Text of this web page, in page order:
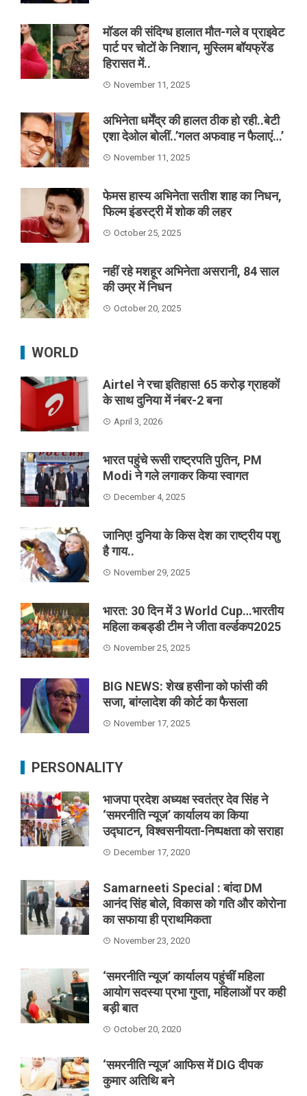
मॉडल की संदिग्ध हालात मौत-गले व प्राइवेट
पार्ट पर चोटों के निशान, मुस्लिम बॉयफ्रेंड
हिरासत में..
November 11, 2025
अभिनेता धर्मेंद्र की हालत ठीक हो रही..बेटी
एशा देओल बोलीं..’गलत अफवाह न फैलाएं…’
November 11, 2025
फेमस हास्य अभिनेता सतीश शाह का निधन,
फिल्म इंडस्ट्री में शोक की लहर
October 25, 2025
नहीं रहे मशहूर अभिनेता असरानी, 84 साल
की उम्र में निधन
October 20, 2025
WORLD
Airtel ने रचा इतिहास! 65 करोड़ ग्राहकों
के साथ दुनिया में नंबर-2 बना
April 3, 2026
भारत पहुंचे रूसी राष्ट्रपति पुतिन, PM
Modi ने गले लगाकर किया स्वागत
December 4, 2025
जानिए! दुनिया के किस देश का राष्ट्रीय पशु
है गाय..
November 29, 2025
भारत: 30 दिन में 3 World Cup…भारतीय
महिला कबड्डी टीम ने जीता वर्ल्डकप2025
November 25, 2025
BIG NEWS: शेख हसीना को फांसी की
सजा, बांग्लादेश की कोर्ट का फैसला
November 17, 2025
PERSONALITY
भाजपा प्रदेश अध्यक्ष स्वतंत्र देव सिंह ने
‘समरनीति न्यूज’ कार्यालय का किया
उद्घाटन, विश्वसनीयता-निष्पक्षता को सराहा
December 17, 2020
Samarneeti Special : बांदा DM
आनंद सिंह बोले, विकास को गति और कोरोना
का सफाया ही प्राथमिकता
November 23, 2020
‘समरनीति न्यूज’ कार्यालय पहुंचीं महिला
आयोग सदस्या प्रभा गुप्ता, महिलाओं पर कही
बड़ी बात
October 20, 2020
‘समरनीति न्यूज’ आफिस में DIG दीपक
कुमार अतिथि बने